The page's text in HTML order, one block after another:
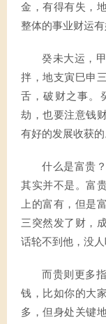
金，有得有失，
整体的事业财运有
癸未大运，
拌，地支寅巳申
舌，破财之事。
劫，也要注意钱
有好的发展收获的
什么是富贵
其实并不是。富
上的富有，但是
三突然发了财，
话轮不到他，没人
而贵则更多
钱，比如你的大
多，但身处关键